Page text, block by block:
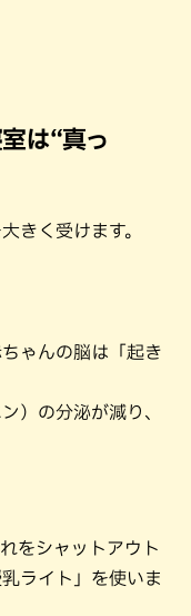
は“真っ
きく受けます。
ゃんの脳は「起き
）の分泌が減り、
をシャットアウト
ライト」を使いま